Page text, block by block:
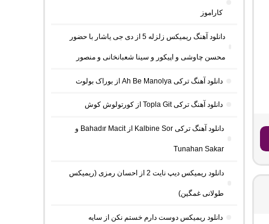
کاراموز
دانلود آهنگ ریمیکس زلزله 5 از دی جی یاشار با حضور
محسن چاوشی و اپیکور و سینا شعبانخانی و منصور
دانلود آهنگ ترکی Ah Be Manolya از بوراک بولوت
دانلود آهنگ ترکی Topla Git از کورتولوش کوش
دانلود آهنگ ترکی Kalbine Sor از Bahadır Macit و
Tunahan Sakar
دانلود ریمیکس دیپ نایت 2 از احسان رمزی (ریمیکس
طولانی غمگین)
دانلود ریمیکس دوست دارم خستم نکن از سایه